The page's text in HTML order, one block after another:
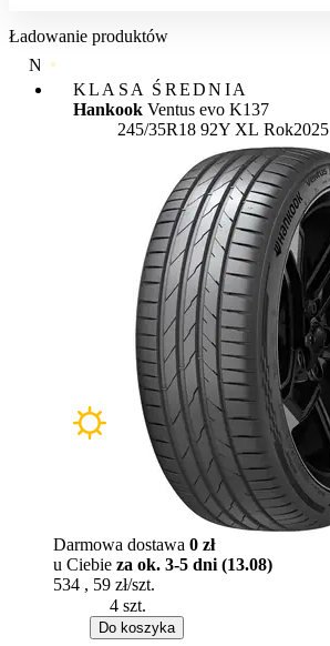
Ładowanie produktów
NAJWYŻSZA JAKOŚĆ
KLASA ŚREDNIA
Hankook Ventus evo K137
245/35R18 92Y XL Rok2025
Dostępność:
Darmowa dostawa 0 zł
u Ciebie za ok. 3-5 dni (13.08)
534 , 59 zł/szt.
Do koszyka